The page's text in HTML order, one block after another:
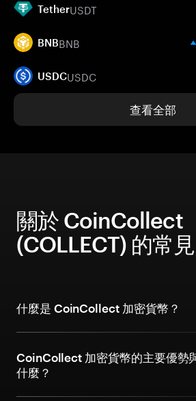
TetherUSDT
BNBBNB
USDCUSDC
查看全部
關於 CoinCollect
(COLLECT) 的常
什麼是 CoinCollect 加密貨幣？
CoinCollect 加密貨幣的主要優勢
什麼？